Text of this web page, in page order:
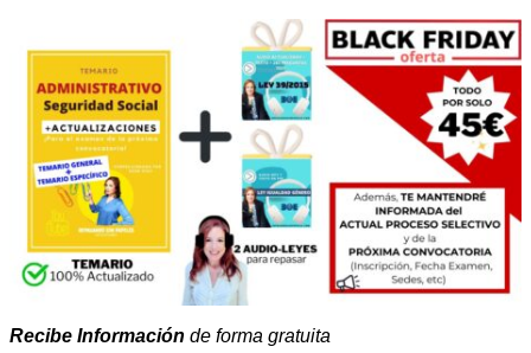
Recibe Información de forma gratuita